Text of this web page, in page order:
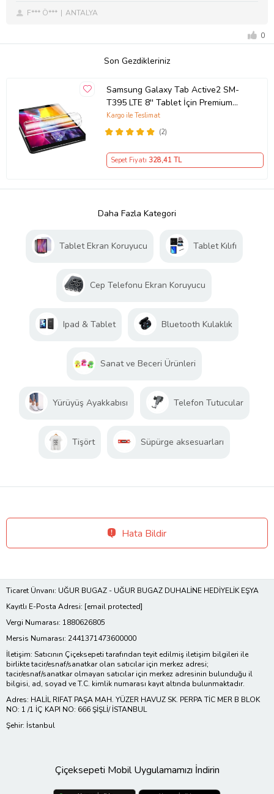
F*** Ö*** ANTALYA
0
Son Gezdikleriniz
Samsung Galaxy Tab Active2 SM-
T395 LTE 8'' Tablet İçin Premium
Ultra Hd Darbe Emici 9h Nano Ekran
Koruyucu
(2)
Kargo ile Teslimat
Sepet Fiyatı 328,41 TL
Daha Fazla Kategori
Tablet Ekran Koruyucu Tablet Kılıfı
Cep Telefonu Ekran Koruyucu
Ipad & Tablet Bluetooth Kulaklık
Sanat ve Beceri Ürünleri
Yürüyüş Ayakkabısı Telefon Tutucular
Tişört Süpürge aksesuarları
Hata Bildir
Ticaret Ünvanı: UĞUR BUGAZ - UĞUR BUGAZ DUHALİNE HEDİYELİK EŞYA
Kayıtlı E-Posta Adresi: [email protected]
Vergi Numarası: 1880626805
Mersis Numarası: 2441371473600000
İletişim: Satıcının Çiçeksepeti tarafından teyit edilmiş iletişim bilgileri ile
birlikte tacir/esnaf/sanatkar olan satıcılar için merkez adresi;
tacir/esnaf/sanatkar olmayan satıcılar için merkez adresinin bulunduğu il
bilgisi, ad, soyad ve T.C. kimlik numarası kayıt altında bulunmaktadır.
Adres: HALİL RIFAT PAŞA MAH. YÜZER HAVUZ SK. PERPA TİC MER B BLOK
NO: 1 /1 İÇ KAPI NO: 666 ŞİŞLİ/ İSTANBUL
Şehir: İstanbul
Çiçeksepeti Mobil Uygulamamızı İndirin